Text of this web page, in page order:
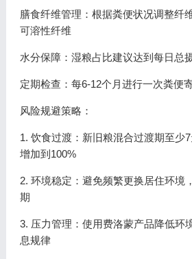
膳食纤维管理：根据粪便状况调整纤
可溶性纤维
水分保障：湿粮占比建议达到每日总
定期检查：每6-12个月进行一次粪便
风险规避策略：
1. 饮食过渡：新旧粮混合过渡期至少
增加到100%
2. 环境稳定：避免频繁更换居住环境
期
3. 压力管理：使用费洛蒙产品降低环
息规律